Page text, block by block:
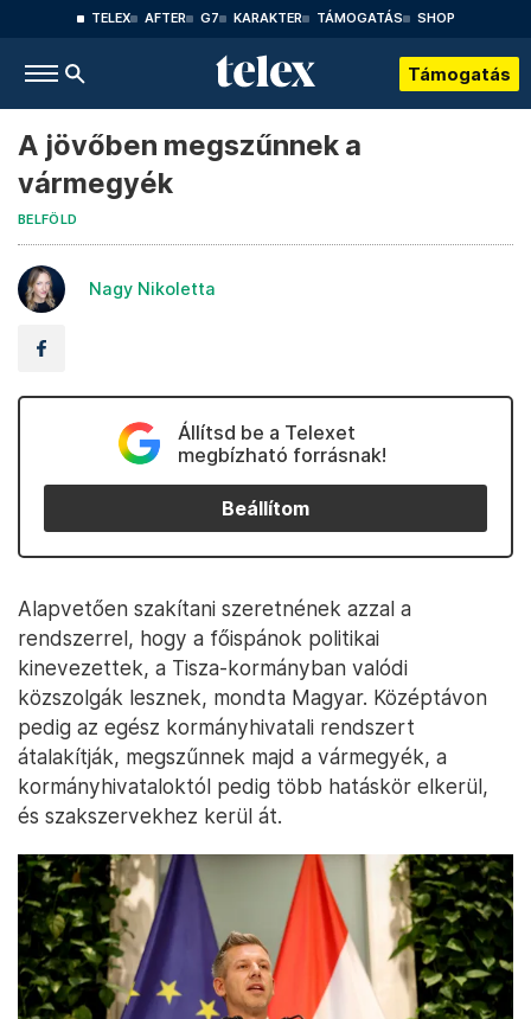
TELEX AFTER G7 KARAKTER TÁMOGATÁS SHOP
Támogatás
A jövőben megszűnnek a
vármegyék
BELFÖLD
Nagy Nikoletta
Állítsd be a Telexet
megbízható forrásnak!
Beállítom
Alapvetően szakítani szeretnének azzal a
rendszerrel, hogy a főispánok politikai
kinevezettek, a Tisza-kormányban valódi
közszolgák lesznek, mondta Magyar. Középtávon
pedig az egész kormányhivatali rendszert
átalakítják, megszűnnek majd a vármegyék, a
kormányhivataloktól pedig több hatáskör elkerül,
és szakszervekhez kerül át.